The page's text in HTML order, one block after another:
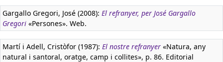
Gargallo Gregori, José (2008): El refranyer, per José Gargallo
Gregori «Persones». Web.
Martí i Adell, Cristòfor (1987): El nostre refranyer «Natura, any
natural i santoral, oratge, camp i collites», p. 86. Editorial